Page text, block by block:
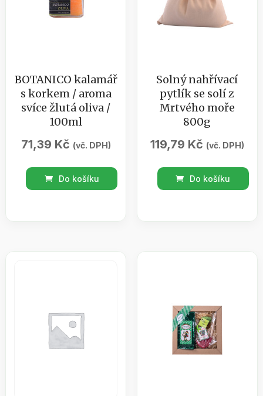
BOTANICO kalamář
s korkem / aroma
svíce žlutá oliva /
100ml
71,39 Kč (vč. DPH)
BOTANICO
kalamář
Do košíku
Solný nahřívací
pytlík se solí z
Mrtvého moře
800g
119,79 Kč (vč. DPH)
Solný
nahřívací
množství
Do košíku